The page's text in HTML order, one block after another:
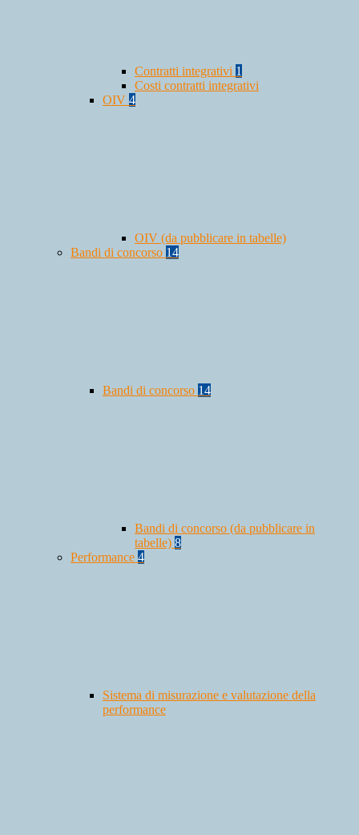
Contratti integrativi 1
Costi contratti integrativi
OIV 4
OIV (da pubblicare in tabelle)
Bandi di concorso 14
Bandi di concorso 14
Bandi di concorso (da pubblicare in
tabelle) 8
Performance 4
Sistema di misurazione e valutazione della
performance